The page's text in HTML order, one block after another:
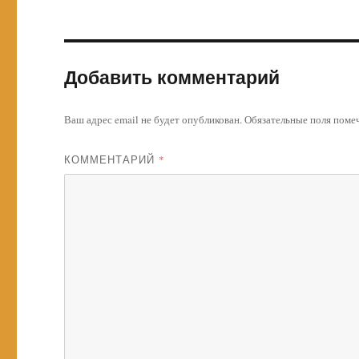
Добавить комментарий
Ваш адрес email не будет опубликован.Обязательные поля
КОММЕНТАРИЙ *